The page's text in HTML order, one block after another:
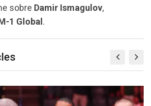
sobre Damir Ismagulov,
1 Global .